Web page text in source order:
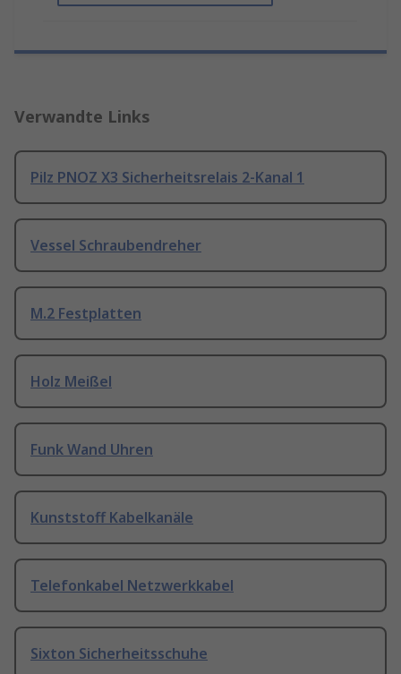
Verwandte Links
Pilz PNOZ X3 Sicherheitsrelais 2-Kanal 1
Vessel Schraubendreher
M.2 Festplatten
Holz Meißel
Funk Wand Uhren
Kunststoff Kabelkanäle
Telefonkabel Netzwerkkabel
Sixton Sicherheitsschuhe